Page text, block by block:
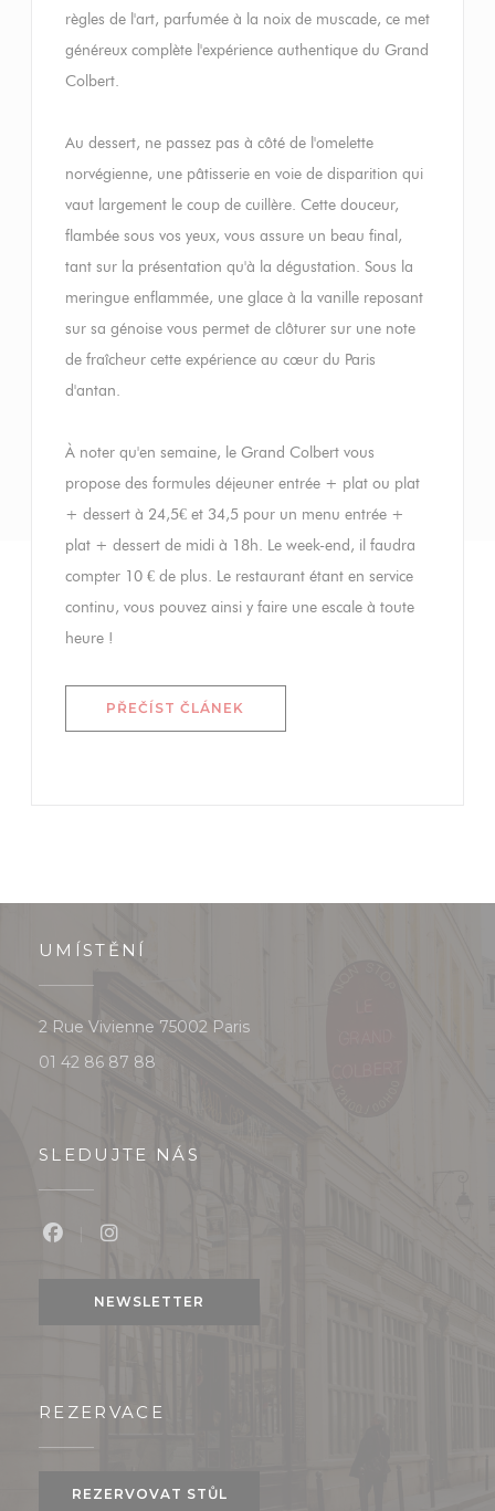
règles de l'art, parfumée à la noix de muscade, ce met
généreux complète l'expérience authentique du Grand
Colbert.
Au dessert, ne passez pas à côté de l'omelette
norvégienne, une pâtisserie en voie de disparition qui
vaut largement le coup de cuillère. Cette douceur,
flambée sous vos yeux, vous assure un beau final,
tant sur la présentation qu'à la dégustation. Sous la
meringue enflammée, une glace à la vanille reposant
sur sa génoise vous permet de clôturer sur une note
de fraîcheur cette expérience au cœur du Paris
d'antan.
À noter qu'en semaine, le Grand Colbert vous
propose des formules déjeuner entrée + plat ou plat
+ dessert à 24,5€ et 34,5 pour un menu entrée +
plat + dessert de midi à 18h. Le week-end, il faudra
compter 10 € de plus. Le restaurant étant en service
continu, vous pouvez ainsi y faire une escale à toute
heure !
PŘEČÍST ČLÁNEK
UMÍSTĚNÍ
2 Rue Vivienne 75002 Paris((otevře se v novém okně))
01 42 86 87 88
SLEDUJTE NÁS
NEWSLETTER
REZERVACE
REZERVOVAT STŮL